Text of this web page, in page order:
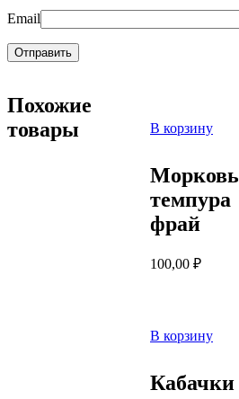
Email
Похожие
товары
В корзину
Морковь
темпура
фрай
100,00 ₽
В корзину
Кабачки